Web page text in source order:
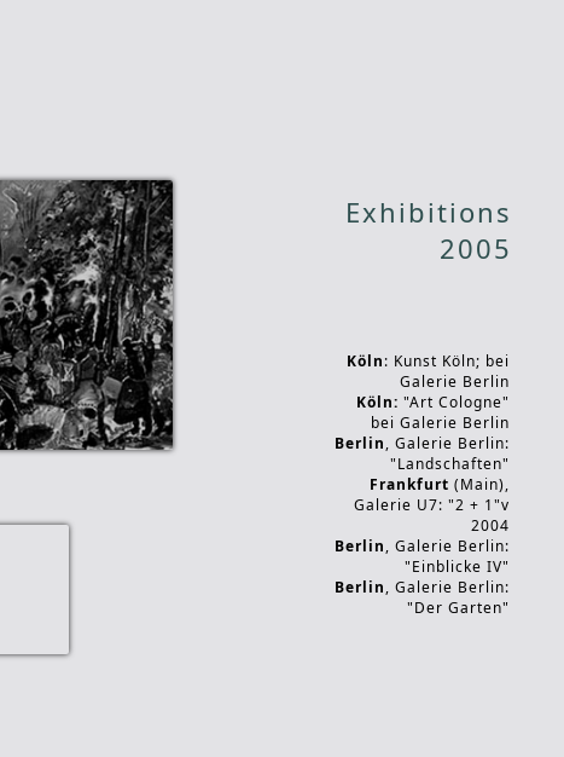
Exhibitions
2005
Köln: Kunst Köln; bei
Galerie Berlin
Köln: "Art Cologne"
bei Galerie Berlin
Berlin, Galerie Berlin:
"Landschaften"
Frankfurt (Main),
Galerie U7: "2 + 1"v
2004
Berlin, Galerie Berlin:
"Einblicke IV"
Berlin, Galerie Berlin:
"Der Garten"